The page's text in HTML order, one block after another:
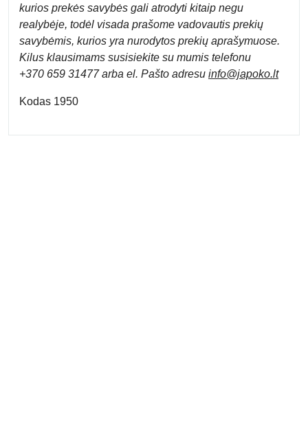
kurios prekės savybės gali atrodyti kitaip negu
realybėje, todėl visada prašome vadovautis prekių
savybėmis, kurios yra nurodytos prekių aprašymuose.
Kilus klausimams susisiekite su mumis telefonu
+370 659 31477 arba el. Pašto adresu info@japoko.lt
Kodas 1950